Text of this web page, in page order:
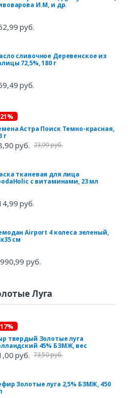
И.М, и др.
руб.
сливочное Деревенское из
72,5%, 180 г
руб.
Астра Поиск Темно-красная,
г
руб. 23,99 руб.
тканевая для лица
с витаминами, 23 мл
руб.
Airport 4 колеса зеленый,
см
руб.
Луга
твердый Золотые луга
45% БЗМЖ, вес
руб. 73,50 руб.
Золотые луга 2,5% БЗМЖ, 450